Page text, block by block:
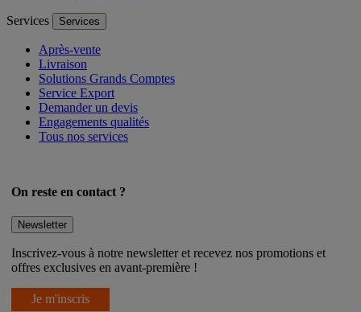
Services Services
Après-vente
Livraison
Solutions Grands Comptes
Service Export
Demander un devis
Engagements qualités
Tous nos services
On reste en contact ?
Newsletter
Inscrivez-vous à notre newsletter et recevez nos promotions et
offres exclusives en avant-première !
Je m'inscris